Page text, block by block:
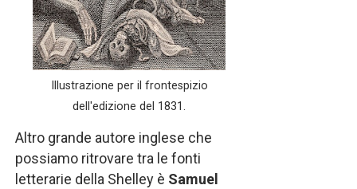
Illustrazione per il frontespizio
dell'edizione del 1831.
Altro grande autore inglese che
possiamo ritrovare tra le fonti
letterarie della Shelley è Samuel